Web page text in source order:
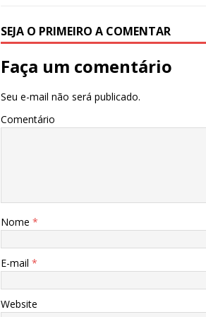
SEJA O PRIMEIRO A COMENTAR
Faça um comentário
Seu e-mail não será publicado.
Comentário
Nome *
E-mail *
Website